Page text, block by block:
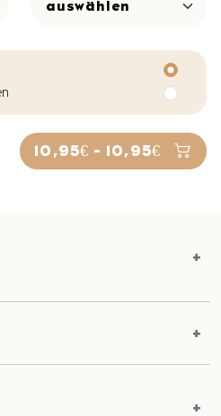
10,95€ - 10,95€